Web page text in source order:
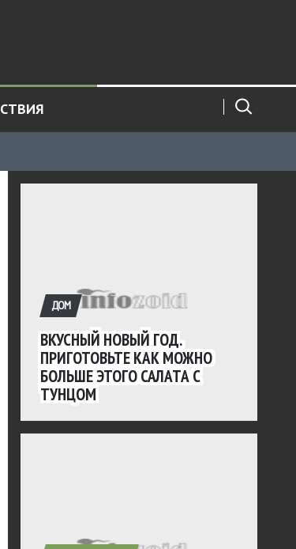
ДОМ
ВКУСНЫЙ НОВЫЙ ГОД.
ПРИГОТОВЬТЕ КАК МОЖНО
БОЛЬШЕ ЭТОГО САЛАТА С
ТУНЦОМ